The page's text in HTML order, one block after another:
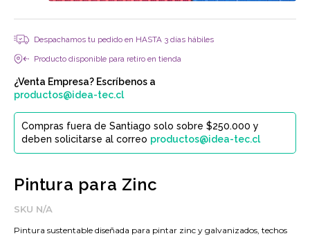
Despachamos tu pedido en HASTA 3 días hábiles
Producto disponible para retiro en tienda
¿Venta Empresa? Escríbenos a
productos@idea-tec.cl
Compras fuera de Santiago solo sobre $250.000 y
deben solicitarse al correo productos@idea-tec.cl
Pintura para Zinc
SKU N/A
Pintura sustentable diseñada para pintar zinc y galvanizados, techos